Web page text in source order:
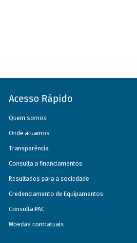
Acesso Rápido
Quem somos
Onde atuamos
Transparência
Consulta a financiamentos
Resultados para a sociedade
Credenciamento de Equipamentos
Consulta PAC
Moedas contratuais